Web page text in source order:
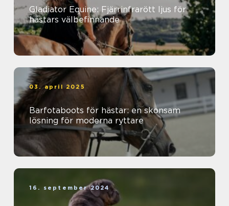
Gladiator Equine: Fjärrinfrarött ljus för
hästars välbefinnande
03. april 2025
Barfotaboots för hästar: en skonsam
lösning för moderna ryttare
16. september 2024